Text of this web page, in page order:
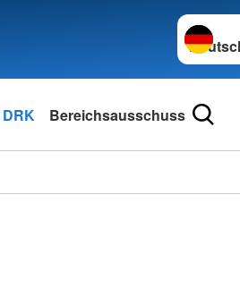
Sprache
Bereichsausschuss